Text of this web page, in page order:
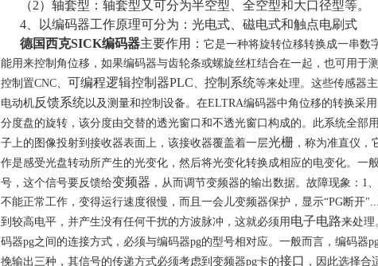
（2）轴套型：轴套型又可分为半空型、全空型和大口径型等。
4、以编码器工作原理可分为：光电式、磁电式和触点电刷式
德国西克SICK编码器主要作用： 它是一种将旋转位移转换成一串数
能用来控制角位移，如果编码器与齿轮条或螺旋丝杠结合在一起，也可用于
控制置CNC、 可编程逻辑控制器PLC、 控制系统等来处理。这些传感器
电动机反馈系统以及测量和控制设备。在ELTRA编码器中角位移的转换采
分度盘的旋转，该分度由交替的透光窗口和不透光窗口构成的。此系统全部
子上的图像投射到接收器表面上，该接收器覆盖着一层光栅 ，称为准直仪，
作是感受光盘转动所产生的光变化，然后将光变化转换成相应的电变化。一般
号，这个信号要反馈给变频器 ，从而调节变频器的输出数据。故障现象：1、
不能正常工作，变得运行速度很慢，而且一会儿变频器保护，显示“PG断开
到较高电平，并产生没有任何干扰的方波脉冲，这就必须用 电子电路来处理
码器pg之间的连接方式，必须与编码器pg的型号相对应。一般而言，编码器
挽输出三种，其信号的传递方式必须考虑到变频器pg卡的接口 ，因此选择合